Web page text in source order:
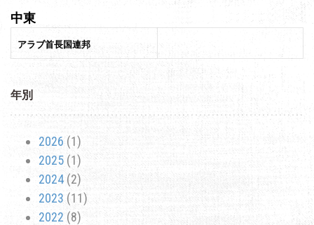
中東
アラブ首長国連邦
年別
2026 (1)
2025 (1)
2024 (2)
2023 (11)
2022 (8)